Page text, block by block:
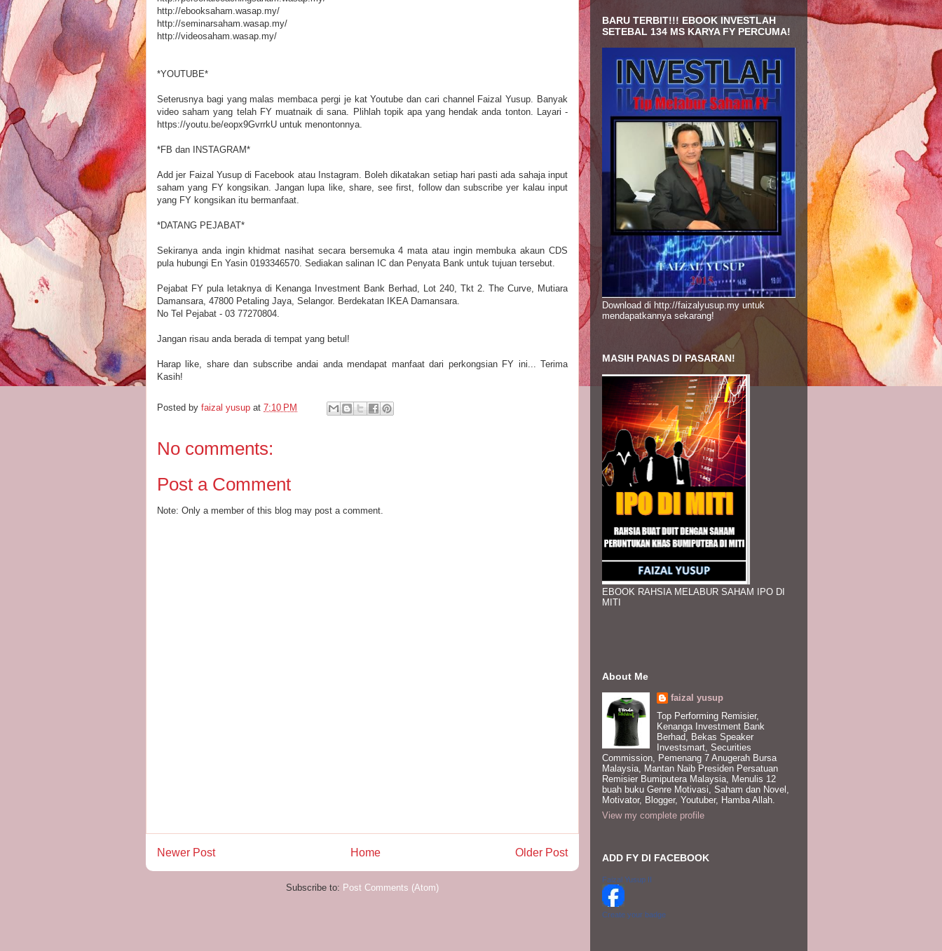
http://ebooksaham.wasap.my/
http://seminarsaham.wasap.my/
http://videosaham.wasap.my/
*YOUTUBE*
Seterusnya bagi yang malas membaca pergi je kat Youtube dan cari channel Faizal Yusup. Banyak
video saham yang telah FY muatnaik di sana. Plihlah topik apa yang hendak anda tonton. Layari -
https://youtu.be/eopx9GvrrkU untuk menontonnya.
*FB dan INSTAGRAM*
Add jer Faizal Yusup di Facebook atau Instagram. Boleh dikatakan setiap hari pasti ada sahaja input
saham yang FY kongsikan. Jangan lupa like, share, see first, follow dan subscribe yer kalau input
yang FY kongsikan itu bermanfaat.
*DATANG PEJABAT*
Sekiranya anda ingin khidmat nasihat secara bersemuka 4 mata atau ingin membuka akaun CDS
pula hubungi En Yasin 0193346570. Sediakan salinan IC dan Penyata Bank untuk tujuan tersebut.
Pejabat FY pula letaknya di Kenanga Investment Bank Berhad, Lot 240, Tkt 2. The Curve, Mutiara
Damansara, 47800 Petaling Jaya, Selangor. Berdekatan IKEA Damansara.
No Tel Pejabat - 03 77270804.
Jangan risau anda berada di tempat yang betul!
Harap like, share dan subscribe andai anda mendapat manfaat dari perkongsian FY ini... Terima
Kasih!
Posted by faizal yusup at 7:10 PM
No comments:
Post a Comment
Note: Only a member of this blog may post a comment.
Newer Post Older Post
Home
Subscribe to: Post Comments (Atom)
BARU TERBIT!!! EBOOK INVESTLAH
SETEBAL 134 MS KARYA FY PERCUMA!
Download di http://faizalyusup.my untuk
mendapatkannya sekarang!
MASIH PANAS DI PASARAN!
EBOOK RAHSIA MELABUR SAHAM IPO DI
MITI
About Me
faizal yusup
Top Performing Remisier,
Kenanga Investment Bank
Berhad, Bekas Speaker
Investsmart, Securities
Commission, Pemenang 7 Anugerah Bursa
Malaysia, Mantan Naib Presiden Persatuan
Remisier Bumiputera Malaysia, Menulis 12
buah buku Genre Motivasi, Saham dan Novel,
Motivator, Blogger, Youtuber, Hamba Allah.
View my complete profile
ADD FY DI FACEBOOK
Faizal Yusup II
Create your badge